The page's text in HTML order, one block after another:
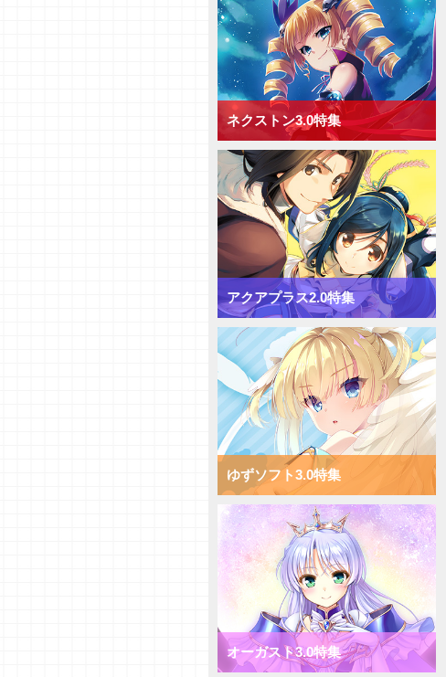
【デッキ紹介】相手の手札を減ら
して制圧！ きゃべつそふと1.0
ミックス月単デッキ
【デッキ紹介】能力値上昇と破棄
でフィールド圧倒！ きゃべつそ
ふと1.0 ミックス雪単デッキ
【デッキ紹介】ドローするかAP
強化か！ Navel2.0 ミックス日
単デッキ
【デッキ紹介】大型キャラを全体
強化！ Navel2.0 ミックス宙単
デッキ
【デッキ紹介】[手札宣言能力]を
連発！ Navel2.0 ミックス花単
デッキ
【デッキ紹介】対応して押し切
れ！ Navel2.0 ミックス月単デ
ッキ
【デッキ紹介】[T]能力を使い倒
してコントロール！ Navel2.0
ミックス雪単デッキ
【デッキ紹介】AP強化で速攻勝
負！ ま～まれぇど1.0 ミックス
日単デッキ
【デッキ紹介】大量コストで圧
倒！ ま～まれぇど1.0 ミックス
宙単デッキ
【デッキ紹介】能力値強化で一点
突破！ ま～まれぇど1.0 ミック
ス花単デッキ
【デッキ紹介】エリアの大量配置
で能力値操作！ ま～まれぇど
1.0 ミックス月単デッキ
【デッキ紹介】相手のキャラを破
棄して強化！ ま～まれぇど1.0
ミックス雪単デッキ
【初心者向けVol.36】それぞれの
カード種類についてご紹介！
ネクストン3.0特集
アクアプラス2.0特集
ゆずソフト3.0特集
オーガスト3.0特集